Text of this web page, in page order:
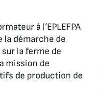
à l’EPLEFPA
la démarche de
la ferme de
mission de
de production de